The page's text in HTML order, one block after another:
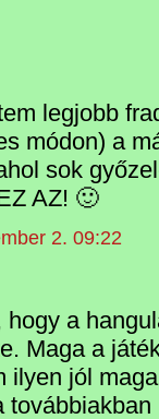
legjobb
módon) a
sok
AZ! 🙂
2. 09:22
a
Maga a
ilyen jól
továbbiakban